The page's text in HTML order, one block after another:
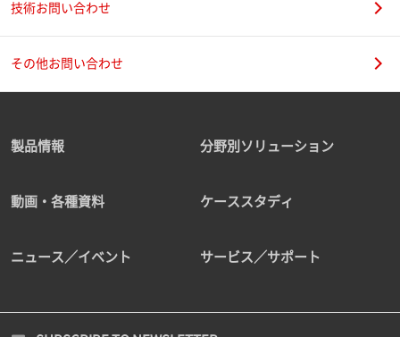
技術お問い合わせ
その他お問い合わせ
製品情報 分野別ソリューション
動画・各種資料 ケーススタディ
ニュース／イベント サービス／サポート